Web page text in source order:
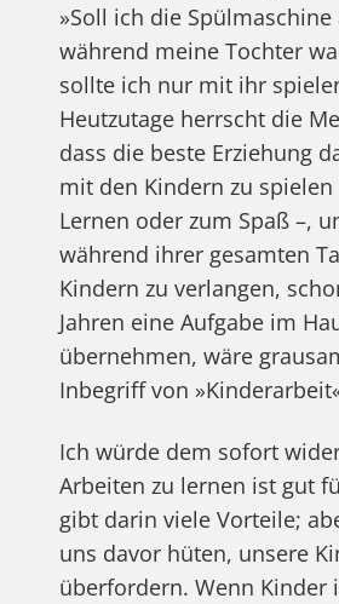
»Soll ich die
während meine Tochter
sollte ich nur mit ihr
Heutzutage herrscht die
dass die beste Erziehung
mit den Kindern zu spielen
Lernen oder zum Spaß –,
während ihrer gesamten
Kindern zu verlangen,
Jahren eine Aufgabe im
übernehmen, wäre
Inbegriff von
Ich würde dem sofort
Arbeiten zu lernen ist gut
gibt darin viele Vorteile;
uns davor hüten, unsere
überfordern. Wenn Kinder